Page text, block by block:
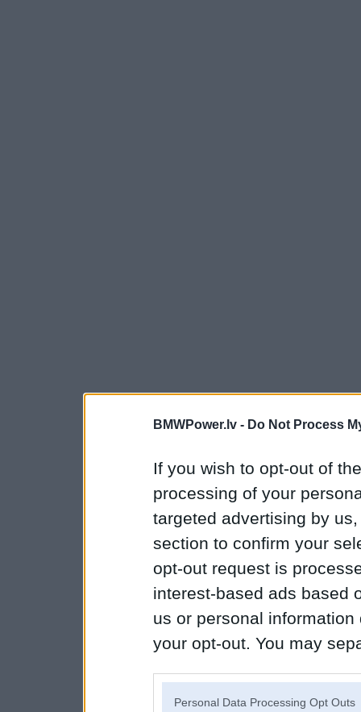
BMWPower.lv - Do Not Process
If you wish to opt-out of
processing of your
targeted advertising by
section to confirm your
opt-out request is
interest-based ads based
us or personal
your opt-out. You may
Personal Data Processing Opt Outs